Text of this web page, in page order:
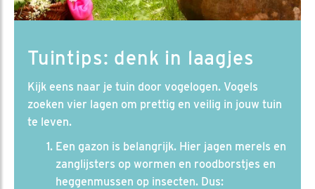
Tuintips: denk in laagjes
Kijk eens naar je tuin door vogelogen. Vogels
zoeken vier lagen om prettig en veilig in jouw tuin
te leven.
Een gazon is belangrijk. Hier jagen merels en
zanglijsters op wormen en roodborstjes en
heggenmussen op insecten. Dus: